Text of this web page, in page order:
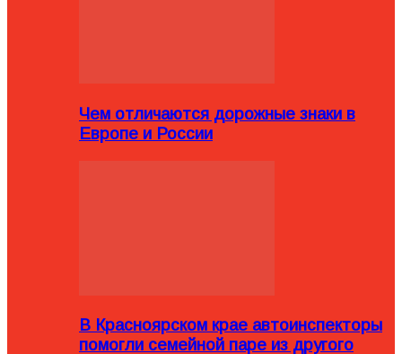
Чем отличаются дорожные знаки в
Европе и России
В Красноярском крае автоинспекторы
помогли семейной паре из другого